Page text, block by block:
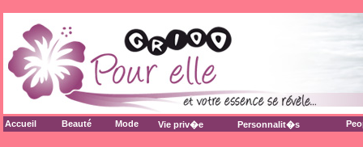
Accueil Beauté Mode Vie priv�e Personnalit�s